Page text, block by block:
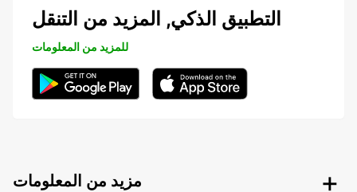
التطبيق الذكي, المزيد من التنقل
للمزيد من المعلومات
مزيد من المعلومات